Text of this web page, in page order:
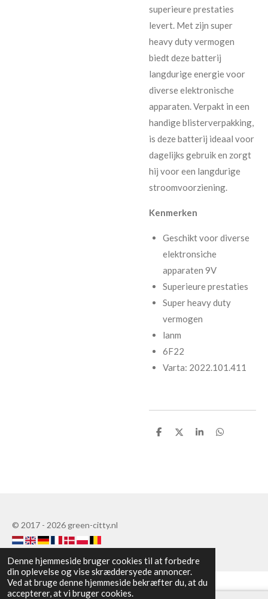
Denne hjemmeside bruger cookies til at forbedre
din oplevelse og vise skræddersyede annoncer.
Ved at bruge denne hjemmeside bekræfter du, at du
accepterer, at vi bruger cookies.
superieure prestaties
levert. Met zijn super
heavy duty vermogen
biedt deze batterij
langdurige energie voor
diverse elektronische
apparaten. Verpakt in een
handige blisterverpakking,
is deze batterij ideaal voor
dagelijks gebruik en zorgt
hij voor een langdurige
stroomvoorziening.
Kenmerken
Geschikt voor diverse
elektronsiche
apparaten 9V
Superieure prestaties
Super heavy duty
vermogen
lanm
6F22
Varta: 2022.101.411
D
D
D
D
© 2017 - 2026 green-citty.nl